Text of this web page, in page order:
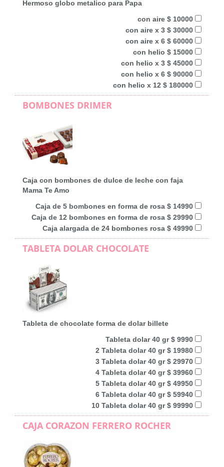
Hermoso globo metalico para Papa
con aire $ 10000
con aire x 3 $ 30000
con aire x 6 $ 60000
con helio $ 15000
con helio x 3 $ 45000
con helio x 6 $ 90000
con helio x 12 $ 180000
BOMBONES DRIMER
Caja con bombones de dulce de leche con faja
Mama Te Amo
Caja de 5 bombones en forma de rosa $ 14990
Caja de 12 bombones en forma de rosa $ 29990
Caja alargada de 24 bombones rosa $ 49990
TABLETA DOLAR CHOCOLATE
Tableta de chocolate forma de dolar billete
Tableta dolar 40 gr $ 9990
2 Tableta dolar 40 gr $ 19980
3 Tableta dolar 40 gr $ 29970
4 Tableta dolar 40 gr $ 39960
5 Tableta dolar 40 gr $ 49950
6 Tableta dolar 40 gr $ 59940
10 Tableta dolar 40 gr $ 99990
CAJA CORAZON FERRERO ROCHER